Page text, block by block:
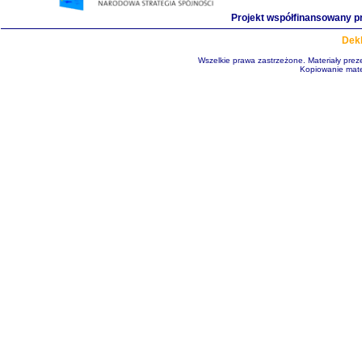
Projekt współfinansowany
Wszelkie prawa zastrzeżone. Materiały
Kopiowanie